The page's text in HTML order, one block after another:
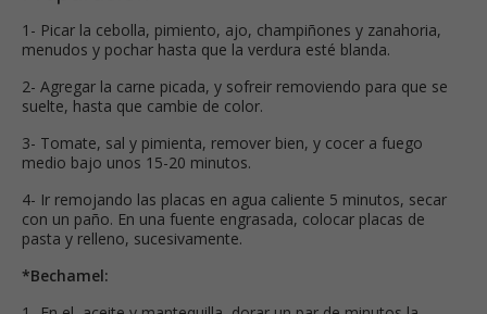
1- Picar la cebolla, pimiento, ajo, champiñones y zanahoria,
menudos y pochar hasta que la verdura esté blanda.
2- Agregar la carne picada, y sofreir removiendo para que se
suelte, hasta que cambie de color.
3- Tomate, sal y pimienta, remover bien, y cocer a fuego
medio bajo unos 15-20 minutos.
4- Ir remojando las placas en agua caliente 5 minutos, secar
con un paño. En una fuente engrasada, colocar placas de
pasta y relleno, sucesivamente.
*Bechamel: